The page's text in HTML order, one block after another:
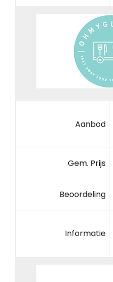
Aanbod
Gem. Prijs
Beoordeling
Informatie